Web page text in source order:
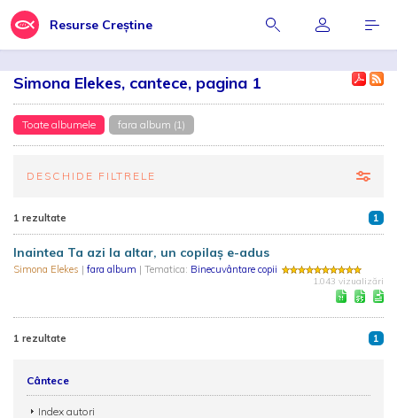
Resurse Creștine
Simona Elekes, cantece, pagina 1
Toate albumele fara album (1)
DESCHIDE FILTRELE
1 rezultate 1
Inaintea Ta azi la altar, un copilaș e-adus
Simona Elekes | fara album | Tematica: Binecuvântare copii
1.043 vizualizări
1 rezultate 1
Cântece
Index autori